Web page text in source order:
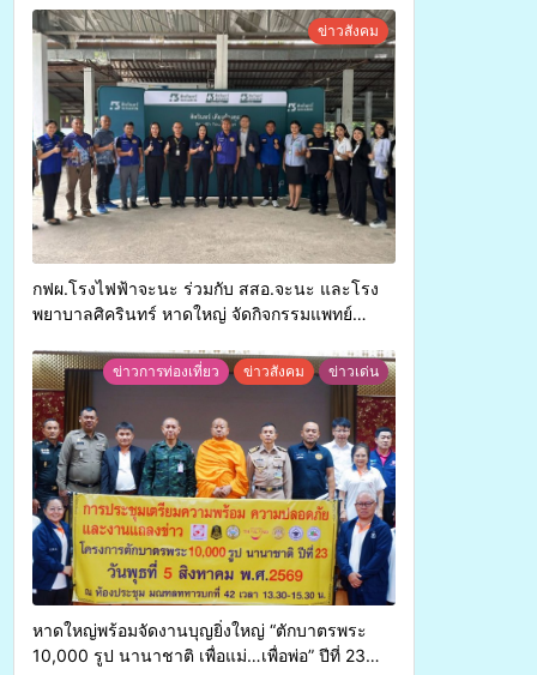
การสร้างภาพลักษณ์ที่ดีของมหาวิทยาลัยข่าวสังคม
กฟผ.โรงไฟฟ้าจะนะ ร่วมกับ สสอ.จะนะ และโรง
พยาบาลศิครินทร์ หาดใหญ่ จัดกิจกรรมแพทย์
ข่าวการท่องเที่ยว ข่าวสังคม ข่าวเด่น
หาดใหญ่พร้อมจัดงานบุญยิ่งใหญ่ “ตักบาตรพระ
10,000 รูป นานาชาติ เพื่อแม่…เพื่อพ่อ” ปีที่ 23